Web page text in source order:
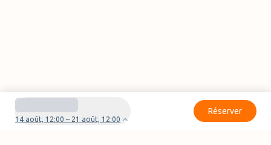
14 août, 12:00 – 21 août, 12:00
Réserver